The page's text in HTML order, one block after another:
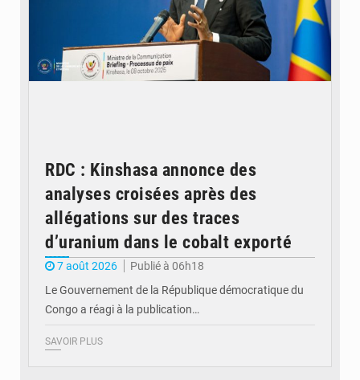
RDC : Kinshasa annonce des
analyses croisées après des
allégations sur des traces
d’uranium dans le cobalt exporté
7 août 2026
Publié à 06h18
Le Gouvernement de la République démocratique du
Congo a réagi à la publication…
SAVOIR PLUS